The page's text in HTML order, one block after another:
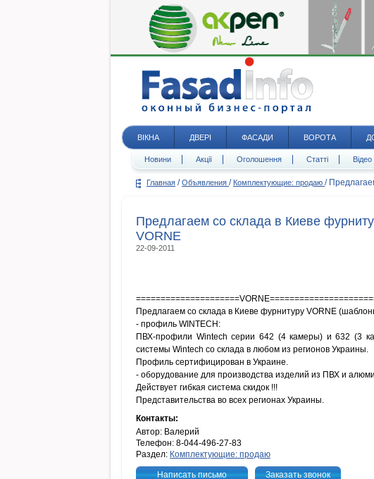
ВІКНА ДВЕРІ ФАСАДИ ВОРОТА
Новини Акції Оголошення Статті Відео
Главная / Объявления / Комплектующие: продаю /
Предлагаем со склада в Киеве
VORNE
22-09-2011
Предлагаем со склада в Киеве фурнитуру VORNE
- профиль WINTECH:
ПВХ-профили Wintech серии 642 (4 камеры) и 632 (3
системы Wintech со склада в любом из регионов Украины.
Профиль сертифицирован в Украине.
- оборудование для производства изделий из ПВХ и
Действует гибкая система скидок !!!
Представительства во всех регионах Украины.
Контакты:
Автор: Валерий
Телефон: 8-044-496-27-83
Раздел: Комплектующие: продаю
Написать письмо Заказать звонок